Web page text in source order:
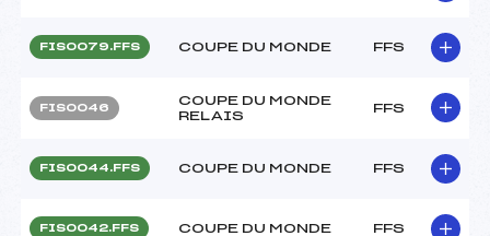
FIS0079.FFS COUPE DU MONDE FFS
FIS0046
COUPE DU MONDE
RELAIS
FFS
FIS0044.FFS COUPE DU MONDE FFS
FIS0042.FFS COUPE DU MONDE FFS